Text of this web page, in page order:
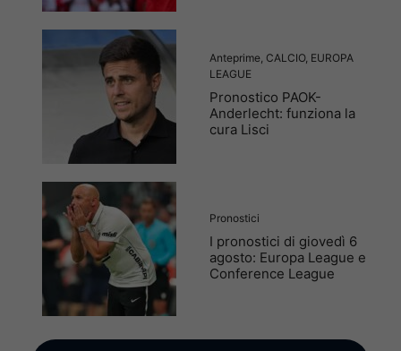
Anteprime, CALCIO, EUROPA
LEAGUE
Pronostico PAOK-
Anderlecht: funziona la
cura Lisci
Pronostici
I pronostici di giovedì 6
agosto: Europa League e
Conference League